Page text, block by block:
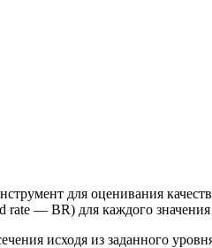
для оценивания
rate — BR) для каждого значения
исходя из заданного